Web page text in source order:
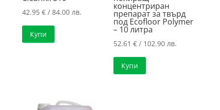
42.95 €/ 84.00 лв.
Купи
концентриран
препарат за твърд
под Ecofloor Polymer
– 10 литра
52.61€ / 102.90 лв.
Купи